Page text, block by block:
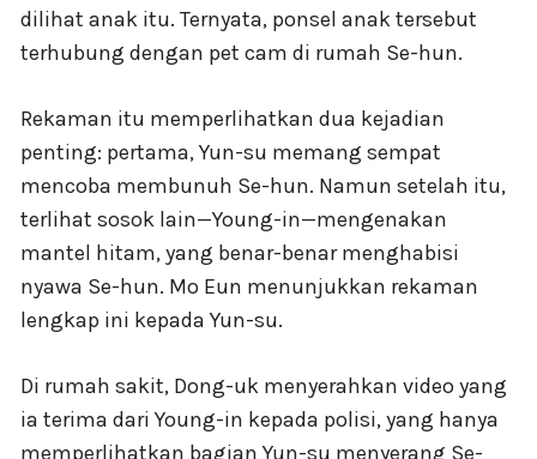
dilihat anak itu. Ternyata, ponsel anak tersebut
terhubung dengan pet cam di rumah Se-hun.
Rekaman itu memperlihatkan dua kejadian
penting: pertama, Yun-su memang sempat
mencoba membunuh Se-hun. Namun setelah itu,
terlihat sosok lain—Young-in—mengenakan
mantel hitam, yang benar-benar menghabisi
nyawa Se-hun. Mo Eun menunjukkan rekaman
lengkap ini kepada Yun-su.
Di rumah sakit, Dong-uk menyerahkan video yang
ia terima dari Young-in kepada polisi, yang hanya
memperlihatkan bagian Yun-su menyerang Se-